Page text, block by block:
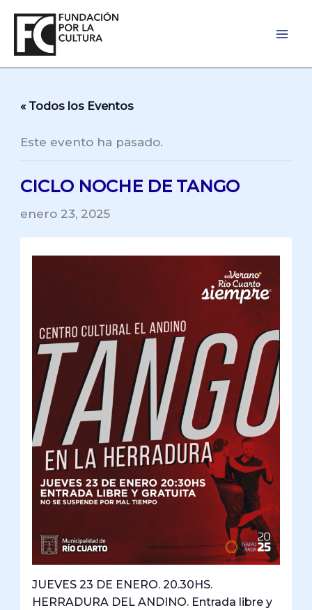
contenido
« Todos los Eventos
Este evento ha pasado.
CICLO NOCHE DE TANGO
enero 23, 2025
JUEVES 23 DE ENERO. 20.30HS.
HERRADURA DEL ANDINO. Entrada libre y